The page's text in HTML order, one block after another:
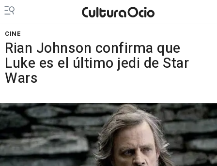
CINE
Rian Johnson confirma que
Luke es el último jedi de Star
Wars